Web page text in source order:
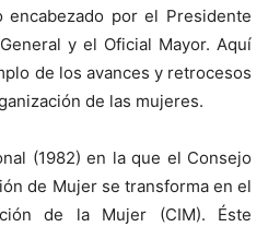
por el Presidente
y el Oficial Mayor. Aquí
de los avances y retrocesos
de las mujeres.
(1982) en la que el Consejo
de Mujer se transforma en el
de la Mujer (CIM). Éste